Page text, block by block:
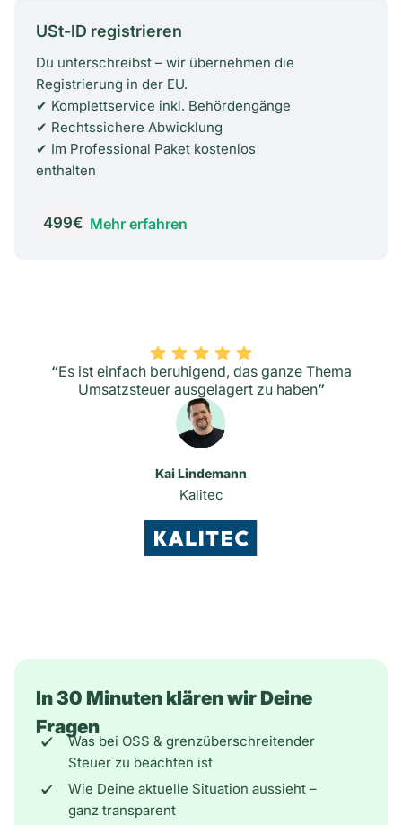
USt-ID registrieren
Du unterschreibst – wir übernehmen die
Registrierung in der EU.
✔ Komplettservice inkl. Behördengänge
✔ Rechtssichere Abwicklung
✔ Im Professional Paket kostenlos
enthalten
499€ Mehr erfahren
“Es ist einfach beruhigend, das ganze Thema
Umsatzsteuer ausgelagert zu haben”
Kai Lindemann
Kalitec
In 30 Minuten klären wir Deine
Fragen
Was bei OSS & grenzüberschreitender
Steuer zu beachten ist
Wie Deine aktuelle Situation aussieht –
ganz transparent